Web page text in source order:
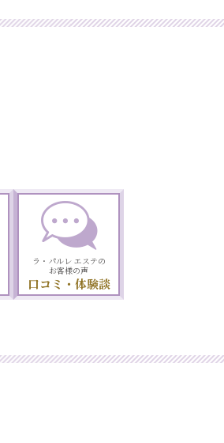
ラ・パルレ エステの
お客様の声
口コミ・体験談